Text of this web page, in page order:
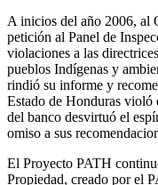
A inicios del año 2006, al
petición al Panel de
violaciones a las
pueblos Indígenas y
rindió su informe y
Estado de Honduras
del banco desvirtuó el
omiso a sus
El Proyecto PATH
Propiedad, creado por el